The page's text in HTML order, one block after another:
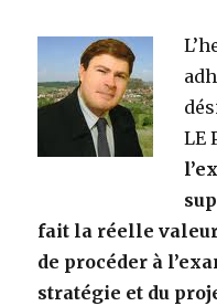
LE
fait la réelle
de procéder à
stratégie et du